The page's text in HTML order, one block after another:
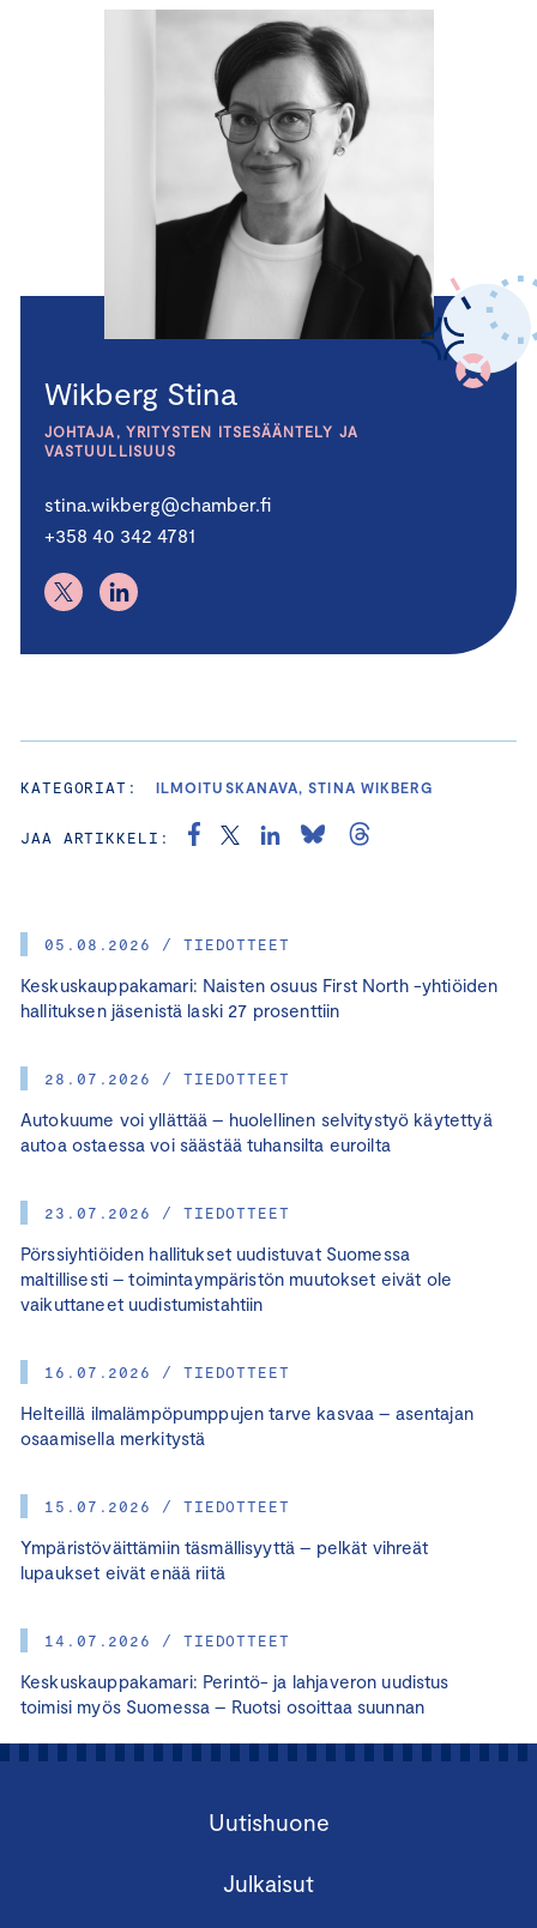
05.08.2026 / TIEDOTTEET
Keskuskauppakamari: Naisten osuus First North -yhtiöiden
hallituksen jäsenistä laski 27 prosenttiin
28.07.2026 / TIEDOTTEET
Autokuume voi yllättää – huolellinen selvitystyö käytettyä
autoa ostaessa voi säästää tuhansilta euroilta
23.07.2026 / TIEDOTTEET
Pörssiyhtiöiden hallitukset uudistuvat Suomessa
maltillisesti – toimintaympäristön muutokset eivät ole
vaikuttaneet uudistumistahtiin
16.07.2026 / TIEDOTTEET
Helteillä ilmalämpöpumppujen tarve kasvaa – asentajan
osaamisella merkitystä
15.07.2026 / TIEDOTTEET
Ympäristöväittämiin täsmällisyyttä – pelkät vihreät
lupaukset eivät enää riitä
14.07.2026 / TIEDOTTEET
Keskuskauppakamari: Perintö- ja lahjaveron uudistus
toimisi myös Suomessa – Ruotsi osoittaa suunnan
Wikberg Stina
JOHTAJA, YRITYSTEN ITSESÄÄNTELY JA
VASTUULLISUUS
stina.wikberg@chamber.fi
+358 40 342 4781
KATEGORIAT: ILMOITUSKANAVA, STINA WIKBERG
JAA ARTIKKELI:
Uutishuone
Julkaisut